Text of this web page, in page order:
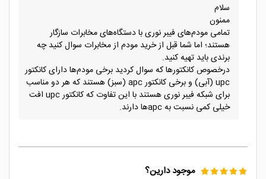
سلام
ممنون
تمامی مودم‌های فیبر نوری با دستگاه‌های مخابرات سازگار
هستند؛ اما شما قبل از خرید مودم از مخابرات سوال کنید چه
برندی باید تهیه کنید.
درخصوص کانکتورها که سوال کردید برخی مودم‌ها دارای کانکتور
upc (آبی) و برخی کانکتور apc (سبز) هستند که هر دو مناسب
برای شبکه فیبر نوری هستند با این تفاوت که کانکتور upc افت
خیلی کمی نسبت به apcها دارند.
موجود دارین؟